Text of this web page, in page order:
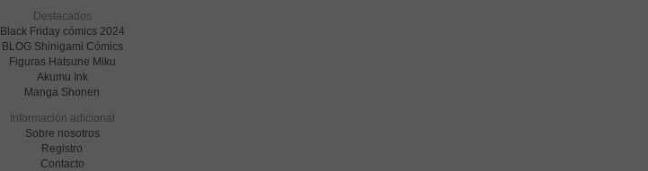
Destacados
Black Friday cómics 2024
BLOG Shinigami Cómics
Figuras Hatsune Miku
Akumu Ink
Manga Shonen
Información adicional
Sobre nosotros
Registro
Contacto